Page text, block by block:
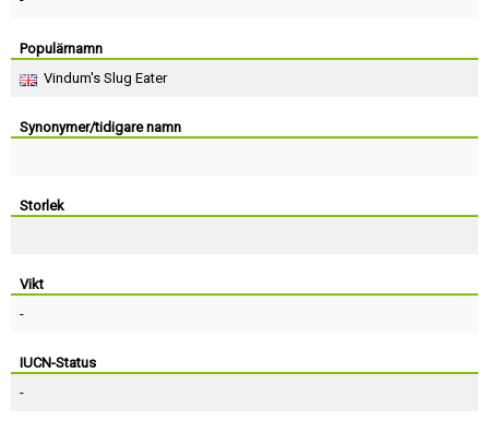
Populärnamn
Vindum's Slug Eater
Synonymer/tidigare namn
Storlek
Vikt
-
IUCN-Status
-